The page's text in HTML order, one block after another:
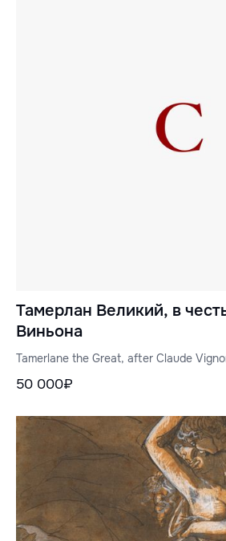
Тамерлан Великий, в
Виньона
Tamerlane the Great, after Claude
50 000₽